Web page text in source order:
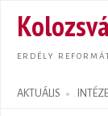
ERDÉLY
AKTUÁLIS INTÉZET
Search form